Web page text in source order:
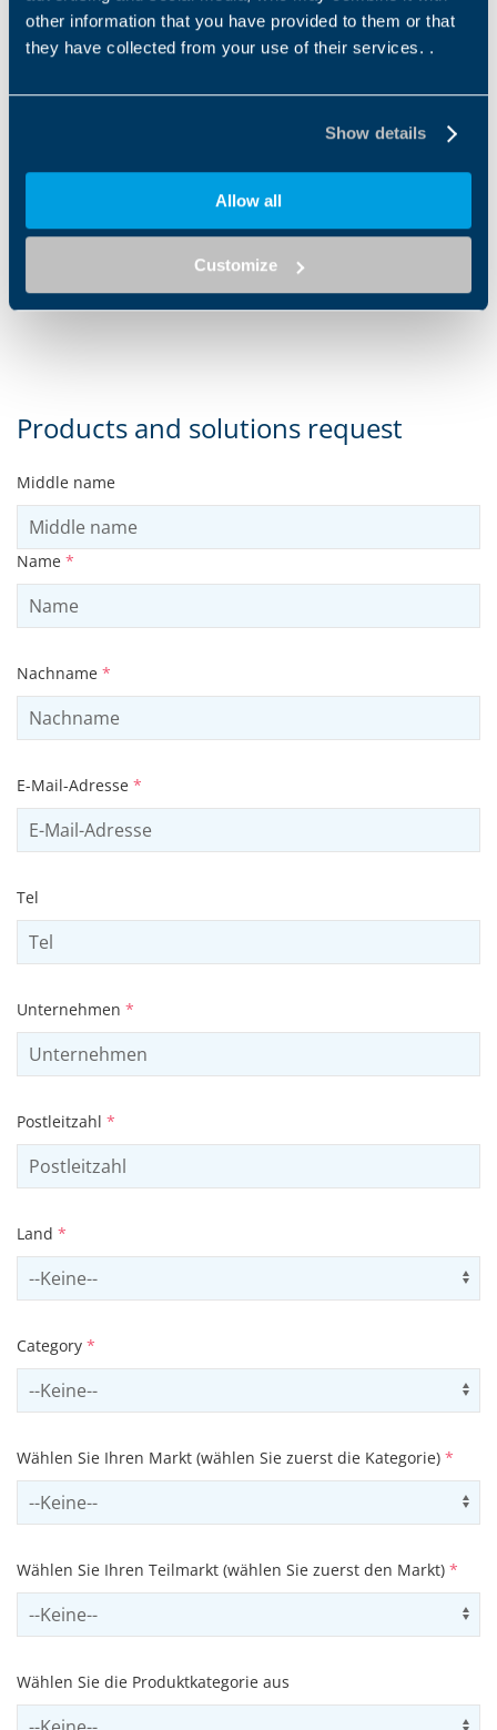
other information that you have provided to them or that
they have collected from your use of their services. .
Show details
Allow all
Customize
Die Baureihe TQFEK bietet
optimalen Preis-Leistungs-
Verhältnis. Dank...
MPE
Die Baureihe MPE bietet
für Anwendungen, die
mittlere
Positioniergenauigkeit...
Products and solutions request
Middle name
Name *
Nachname *
E-Mail-Adresse *
Tel
Unternehmen *
Postleitzahl *
Land *
Select country
Category *
Select contactCategory
Wählen Sie Ihren Markt (wählen Sie zuerst die Kategorie) *
Select sector
Wählen Sie Ihren Teilmarkt (wählen Sie zuerst den Markt) *
Select subSector
Wählen Sie die Produktkategorie aus
Select productCategory